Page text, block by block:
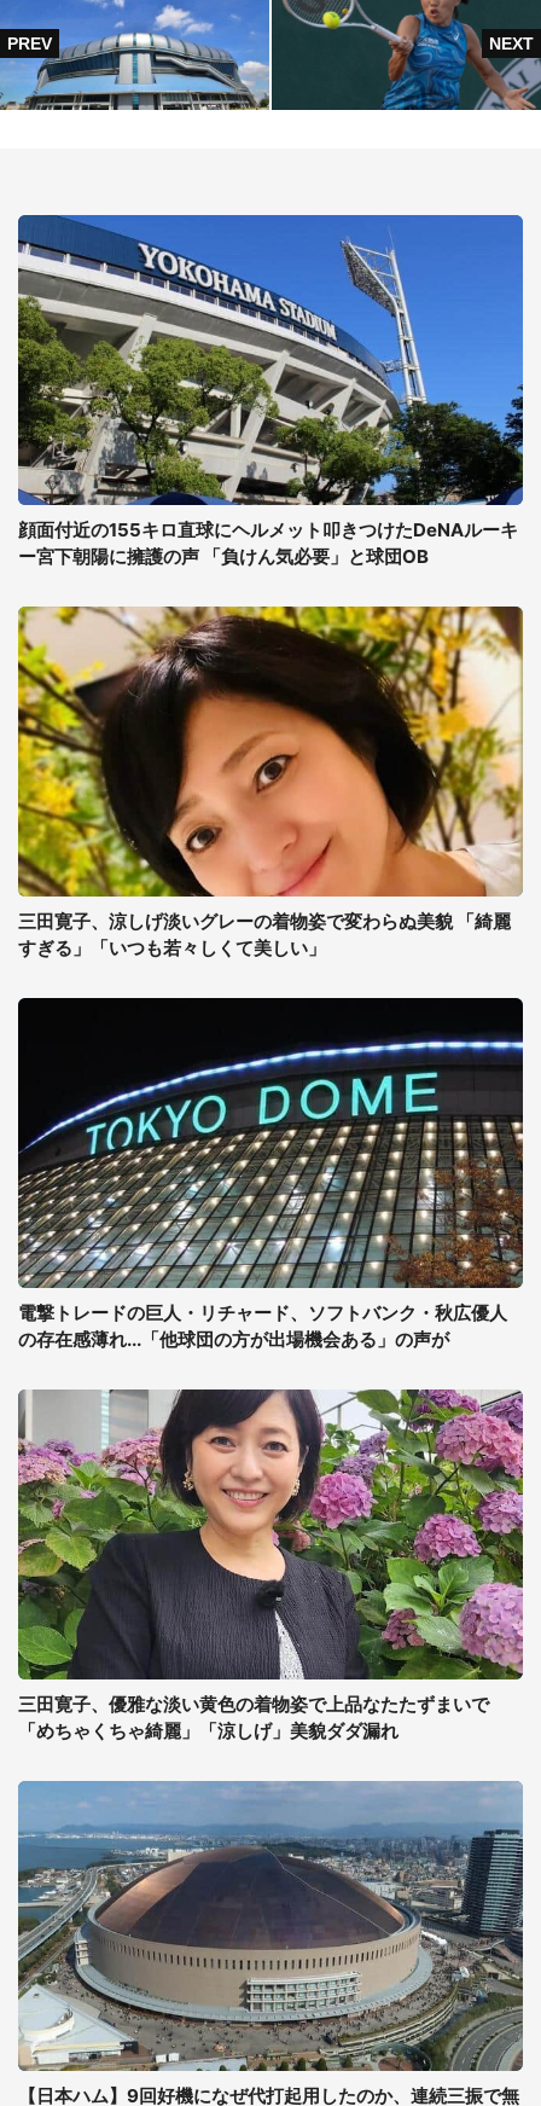
顔面付近の155キロ直球にヘルメット叩きつけたDeNAルーキ
ー宮下朝陽に擁護の声 「負けん気必要」と球団OB
三田寛子、涼しげ淡いグレーの着物姿で変わらぬ美貌 「綺麗
すぎる」「いつも若々しくて美しい」
電撃トレードの巨人・リチャード、ソフトバンク・秋広優人
の存在感薄れ...「他球団の方が出場機会ある」の声が
三田寛子、優雅な淡い黄色の着物姿で上品なたたずまいで
「めちゃくちゃ綺麗」「涼しげ」美貌ダダ漏れ
【日本ハム】9回好機になぜ代打起用したのか、連続三振で無